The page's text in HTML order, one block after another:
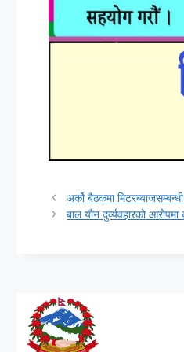
अर्को बैठकमा
बाल यौन दुर्व्यवहारको